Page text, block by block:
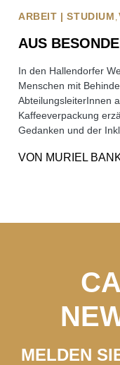
ARBEIT | STUDIUM
AUS
In den Hallendorfer
Menschen mit
AbteilungsleiterInnen
Kaffeeverpackung
Gedanken und der
VON MURIEL
MELDEN